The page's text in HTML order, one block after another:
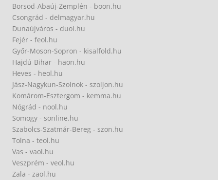
Borsod-Abaúj-Zemplén - boon.hu
Csongrád - delmagyar.hu
Dunaújváros - duol.hu
Fejér - feol.hu
Győr-Moson-Sopron - kisalfold.hu
Hajdú-Bihar - haon.hu
Heves - heol.hu
Jász-Nagykun-Szolnok - szoljon.hu
Komárom-Esztergom - kemma.hu
Nógrád - nool.hu
Somogy - sonline.hu
Szabolcs-Szatmár-Bereg - szon.hu
Tolna - teol.hu
Vas - vaol.hu
Veszprém - veol.hu
Zala - zaol.hu